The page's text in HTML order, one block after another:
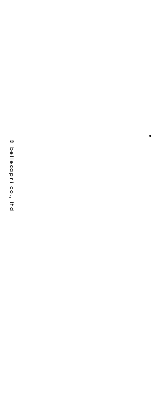
© bellecapri co., ltd